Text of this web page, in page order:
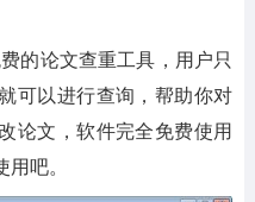
的论文查重工具，用户只
可以进行查询，帮助你对
论文，软件完全免费使用
吧。